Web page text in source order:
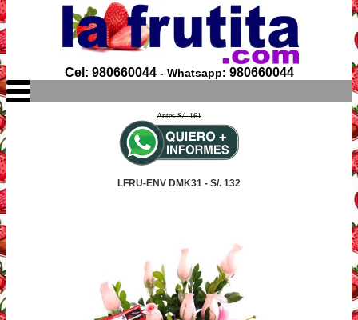
Cel: 980660044- Whatsapp: 980660044
Antes S/. 161
LFRU-ENV DMK31 - S/. 132